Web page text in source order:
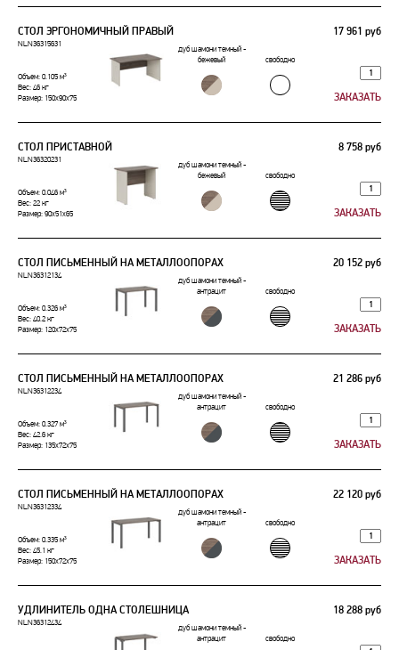
СТОЛ ЭРГОНОМИЧНЫЙ ПРАВЫЙ 17 961 руб
NLN36315631
дуб шамони темный -
бежевый
свободно
Объем: 0.105 м³
Вес: 46 кг
Размер: 150x90x75
СТОЛ ПРИСТАВНОЙ 8 758 руб
NLN36320231
дуб шамони темный -
бежевый
свободно
Объем: 0.046 м³
Вес: 22 кг
Размер: 90x51x65
СТОЛ ПИСЬМЕННЫЙ НА МЕТАЛЛООПОРАХ 20 152 руб
NLN36312134
дуб шамони темный -
антрацит
свободно
Объем: 0.326 м³
Вес: 40.2 кг
Размер: 120x72x75
СТОЛ ПИСЬМЕННЫЙ НА МЕТАЛЛООПОРАХ 21 286 руб
NLN36312234
дуб шамони темный -
антрацит
свободно
Объем: 0.327 м³
Вес: 42.6 кг
Размер: 135x72x75
СТОЛ ПИСЬМЕННЫЙ НА МЕТАЛЛООПОРАХ 22 120 руб
NLN36312334
дуб шамони темный -
антрацит
свободно
Объем: 0.335 м³
Вес: 45.1 кг
Размер: 150x72x75
УДЛИНИТЕЛЬ ОДНА СТОЛЕШНИЦА 18 288 руб
NLN36312434
дуб шамони темный -
антрацит
свободно